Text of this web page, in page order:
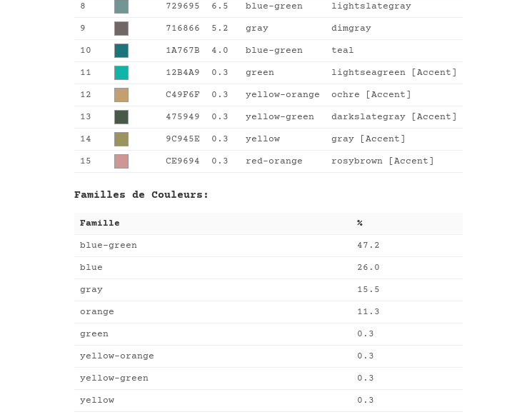
8 729695 6.5 blue-green lightslategray
9 716866 5.2 gray dimgray
10 1A767B 4.0 blue-green teal
11 12B4A9 0.3 green lightseagreen [Accent]
12 C49F6F 0.3 yellow-orange ochre [Accent]
13 475949 0.3 yellow-green darkslategray [Accent]
14 9C945E 0.3 yellow gray [Accent]
15 CE9694 0.3 red-orange rosybrown [Accent]
Familles de Couleurs:
Famille %
blue-green 47.2
blue 26.0
gray 15.5
orange 11.3
green 0.3
yellow-orange 0.3
yellow-green 0.3
yellow 0.3